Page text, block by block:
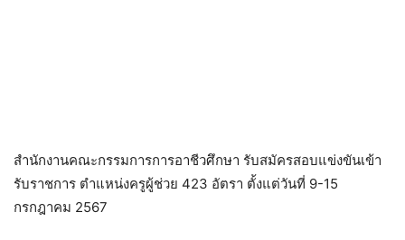
สำนักงานคณะกรรมการการอาชีวศึกษา รับสมัครสอบแข่งขันเข้า
รับราชการ ตำแหน่งครูผู้ช่วย 423 อัตรา ตั้งแต่วันที่ 9-15
กรกฎาคม 2567